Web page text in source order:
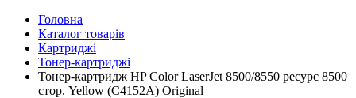
Головна
Каталог товарів
Картриджі
Тонер-картриджі
Тонер-картридж HP Color LaserJet 8500/8550 ресурс 8500
стор. Yellow (C4152A) Original